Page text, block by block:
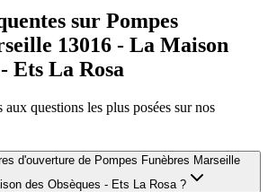
sur Pompes
13016 - La Maison
Ets La Rosa
aux questions les plus posées sur nos
d'ouverture de Pompes Funèbres Marseille
des Obsèques - Ets La Rosa ?